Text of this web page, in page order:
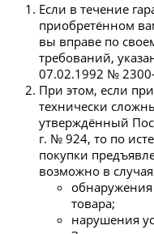
Если в течение
приобретённом
вы вправе по
требований,
07.02.1992 №
При этом, если
технически
утверждённый
г. № 924, то по
покупки
возможно в
обнаружения
товара;
нарушения